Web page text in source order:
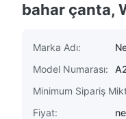
bahar çanta,
Marka Adı:
Model Numarası:
Minimum Sipariş
Fiyat: